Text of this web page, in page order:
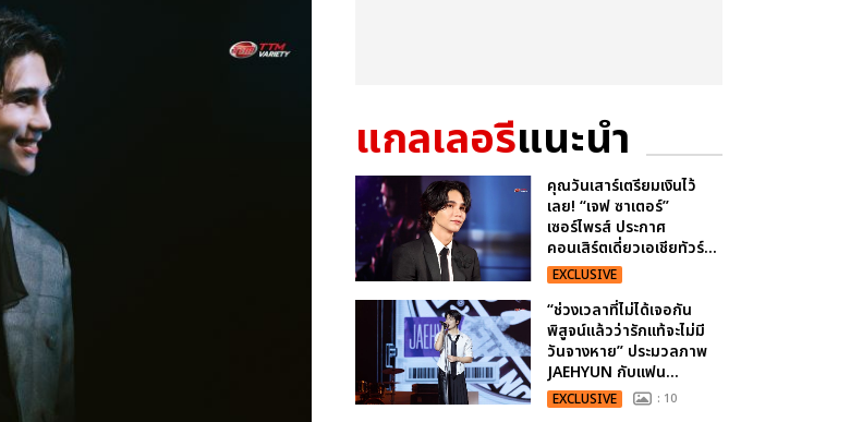
แกลเลอรีแนะนำ
คุณวันเสาร์เตรียมเงินไว้
เลย! “เจฟ ซาเตอร์”
เซอร์ไพรส์ ประกาศ
คอนเสิร์ตเดี่ยวเอเชียทัวร์...
EXCLUSIVE
“ช่วงเวลาที่ไม่ได้เจอกัน
พิสูจน์แล้วว่ารักแท้จะไม่มี
วันจางหาย” ประมวลภาพ
JAEHYUN กับแฟน...
EXCLUSIVE : 10